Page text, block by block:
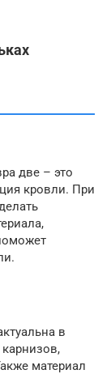
две – это
кровли. При
в
материал